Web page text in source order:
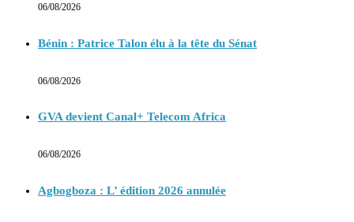
06/08/2026
Bénin : Patrice Talon élu à la tête du Sénat
06/08/2026
GVA devient Canal+ Telecom Africa
06/08/2026
Agbogboza : L’ édition 2026 annulée